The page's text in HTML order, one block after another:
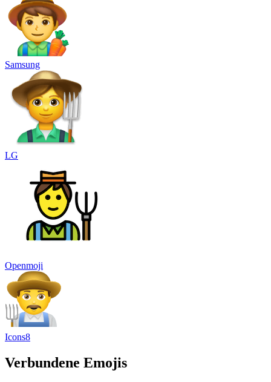
Samsung
LG
Openmoji
Icons8
Verbundene Emojis